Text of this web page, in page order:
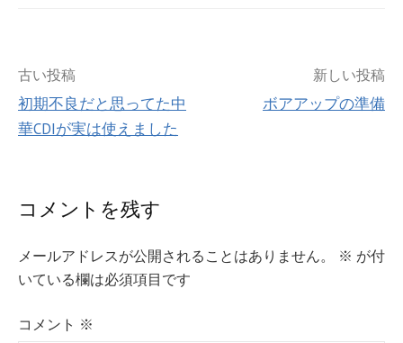
投
稿
ビ
ゲ
ー
シ
古い投稿
初期不良だと思ってた中
華CDIが実は使えました
新しい投稿
ボアアップの準備
コメントを残す
メールアドレスが公開されることはありません。 ※ が付
いている欄は必須項目です
コメント ※